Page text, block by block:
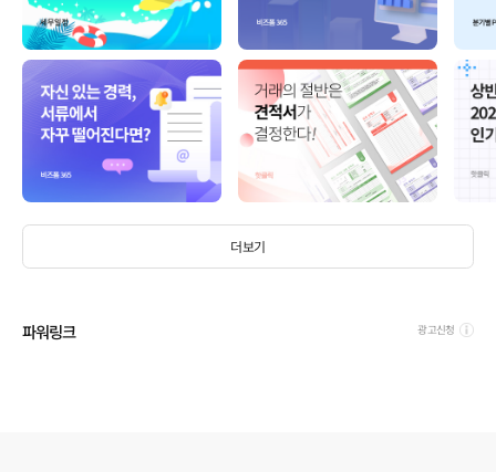
더보기
파워링크 광고신청